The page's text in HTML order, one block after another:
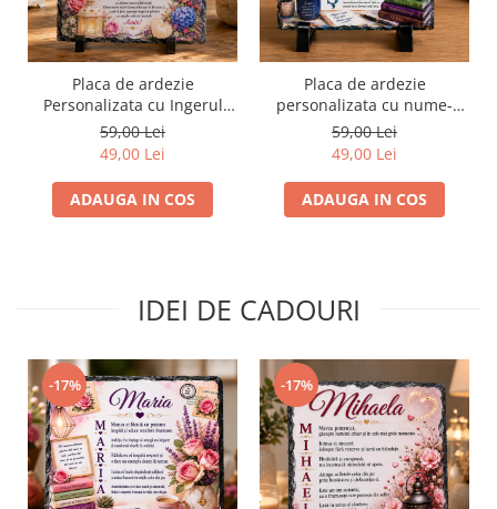
Placa de ardezie
Personalizata cu Ingerul
Pazitor pentru Bunica
59,00 Lei
49,00 Lei
ADAUGA IN COS
Placa de ardezie
personalizata cu nume-
Rares
59,00 Lei
49,00 Lei
ADAUGA IN COS
IDEI DE CADOURI
-17% -17%